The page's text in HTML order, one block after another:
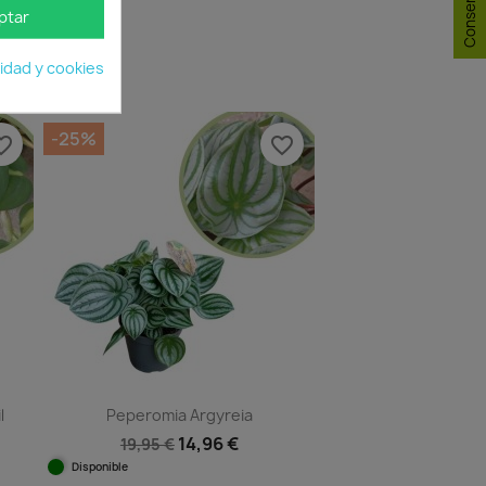
Peperomia Argyreia
19,95 € 14,96 €
Disponible
-25% favorite_border
y cookies